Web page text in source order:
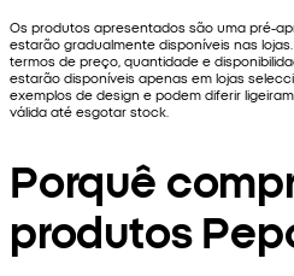
Os produtos apresentados são uma pré-
estarão gradualmente disponíveis nas
termos de preço, quantidade e
estarão disponíveis apenas em lojas
exemplos de design e podem diferir
válida até esgotar stock.
Porquê
produtos